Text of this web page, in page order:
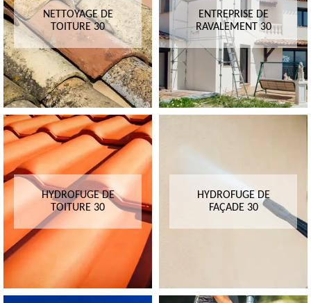
NETTOYAGE DE
TOITURE 30
ENTREPRISE DE
RAVALEMENT 30
HYDROFUGE DE
TOITURE 30
HYDROFUGE DE
FAÇADE 30